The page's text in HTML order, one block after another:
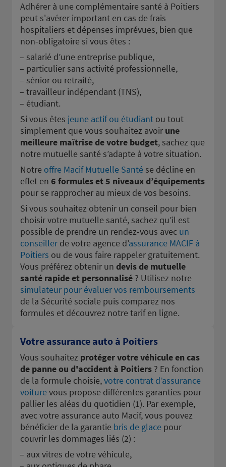
Adhérer à une complémentaire santé à Poitiers
peut s'avérer important en cas de frais
hospitaliers et dépenses imprévues, bien que
non-obligatoire si vous êtes :
salarié d’une entreprise publique,
particulier sans activité professionnelle,
sénior ou retraité,
travailleur indépendant (TNS),
étudiant.
Si vous êtes jeune actif ou étudiant ou tout
simplement que vous souhaitez avoir une
meilleure maîtrise de votre budget, sachez que
notre mutuelle santé s’adapte à votre situation.
Notre offre Macif Mutuelle Santé se décline en
effet en 6 formules et 5 niveaux d’équipements
pour se rapprocher au mieux de vos besoins.
Si vous souhaitez obtenir un conseil pour bien
choisir votre mutuelle santé, sachez qu’il est
possible de prendre un rendez-vous avec un
conseiller de votre agence d’assurance MACIF à
Poitiers ou de vous faire rappeler gratuitement.
Vous préférez obtenir un devis de mutuelle
santé rapide et personnalisé ? Utilisez notre
simulateur pour évaluer vos remboursements
de la Sécurité sociale puis comparez nos
formules et découvrez notre tarif en ligne.
Votre assurance auto à Poitiers
Vous souhaitez protéger votre véhicule en cas
de panne ou d'accident à Poitiers ? En fonction
de la formule choisie,votre contrat d’assurance
voiturevous propose différentes garanties pour
pallier les aléas du quotidien (1). Par exemple,
avec votre assurance auto Macif, vous pouvez
bénéficier de la garantie bris de glace pour
couvrir les dommages liés (2) :
aux vitres de votre véhicule,